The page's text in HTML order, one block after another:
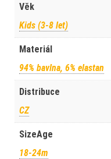
Věk
Kids (3-8 let)
Materiál
94% bavlna, 6% elastan
Distribuce
CZ
SizeAge
18-24m